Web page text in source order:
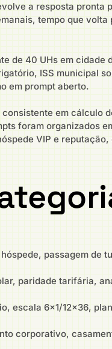
a resposta pronta
tempo que
de 40 UHs em cidade
ISS municipal
em prompt aberto.
em cálculo
foram organizados
VIP e
passagem de
paridade tarifária,
escala 6×1/12×36,
corporativo,